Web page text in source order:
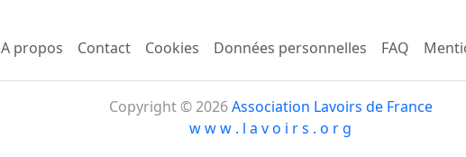
A propos Contact Cookies Données personnelles FAQ
Copyright © 2026Association Lavoirs de France
w w w . l a v o i r s . o r g